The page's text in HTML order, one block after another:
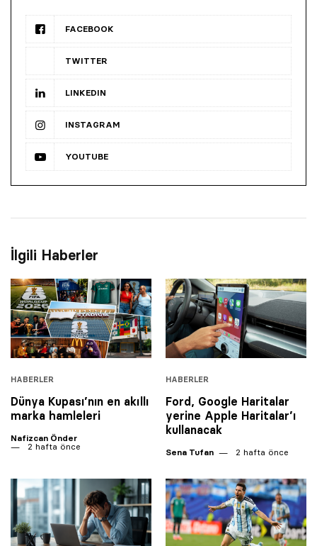
FACEBOOK
TWITTER
LINKEDIN
INSTAGRAM
YOUTUBE
İlgili Haberler
HABERLER
Dünya Kupası’nın en akıllı
marka hamleleri
Nafizcan Önder
2 hafta önce
HABERLER
Ford, Google Haritalar
yerine Apple Haritalar’ı
kullanacak
Sena Tufan 2 hafta önce